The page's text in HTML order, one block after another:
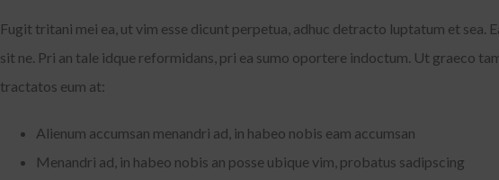
Fugit tritani mei ea, ut vim esse dicunt perpetua, adhuc detracto luptatum et sea.
sit ne. Pri an tale idque reformidans, pri ea sumo oportere indoctum. Ut graeco
tractatos eum at:
Alienum accumsan menandri ad, in habeo nobis eam accumsan
Menandri ad, in habeo nobis an posse ubique vim, probatus sadipscing